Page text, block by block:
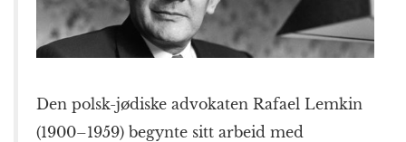
Den polsk-jødiske advokaten Rafael Lemkin
(1900–1959) begynte sitt arbeid med